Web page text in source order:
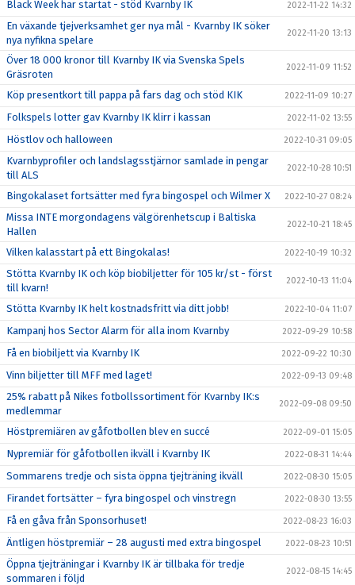
Black Week har startat - stöd Kvarnby IK 2022-11-22 14:32
En växande tjejverksamhet ger nya mål - Kvarnby IK söker
nya nyfikna spelare
2022-11-20 13:13
Över 18 000 kronor till Kvarnby IK via Svenska Spels
Gräsroten
2022-11-09 11:52
Köp presentkort till pappa på fars dag och stöd KIK 2022-11-09 10:27
Folkspels lotter gav Kvarnby IK klirr i kassan 2022-11-02 13:55
Höstlov och halloween 2022-10-31 09:05
Kvarnbyprofiler och landslagsstjärnor samlade in pengar
till ALS
2022-10-28 10:51
Bingokalaset fortsätter med fyra bingospel och Wilmer X 2022-10-27 08:24
Missa INTE morgondagens välgörenhetscup i Baltiska
Hallen
2022-10-21 18:45
Vilken kalasstart på ett Bingokalas! 2022-10-19 10:32
Stötta Kvarnby IK och köp biobiljetter för 105 kr/st - först
till kvarn!
2022-10-13 11:04
Stötta Kvarnby IK helt kostnadsfritt via ditt jobb! 2022-10-04 11:07
Kampanj hos Sector Alarm för alla inom Kvarnby 2022-09-29 10:58
Få en biobiljett via Kvarnby IK 2022-09-22 10:30
Vinn biljetter till MFF med laget! 2022-09-13 09:48
25% rabatt på Nikes fotbollssortiment för Kvarnby IK:s
medlemmar
2022-09-08 09:50
Höstpremiären av gåfotbollen blev en succé 2022-09-01 15:05
Nypremiär för gåfotbollen ikväll i Kvarnby IK 2022-08-31 14:44
Sommarens tredje och sista öppna tjejträning ikväll 2022-08-30 15:05
Firandet fortsätter – fyra bingospel och vinstregn 2022-08-30 13:55
Få en gåva från Sponsorhuset! 2022-08-23 16:03
Äntligen höstpremiär – 28 augusti med extra bingospel 2022-08-23 10:51
Öppna tjejträningar i Kvarnby IK är tillbaka för tredje
sommaren i följd
2022-08-15 14:45